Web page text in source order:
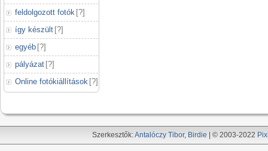
feldolgozott fotók [?]
így készült [?]
egyéb [?]
pályázat [?]
Online fotókiállítások [?]
Szerkesztők:Antalóczy Tibor, Birdie | © 2003-2022